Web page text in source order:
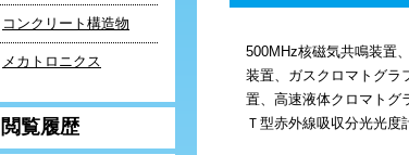
コンクリート構造物
メカトロニクス
閲覧履歴
500MHz核磁気共鳴装置
装置、ガスクロマトグラ
置、高速液体クロマトグ
Ｔ型赤外線吸収分光光度